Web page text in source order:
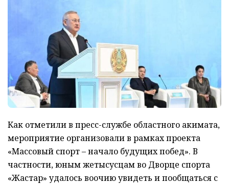
Как отметили в пресс-службе областного акимата,
мероприятие организовали в рамках проекта
«Массовый спорт – начало будущих побед». В
частности, юным жетысусцам во Дворце спорта
«Жастар» удалось воочию увидеть и пообщаться с